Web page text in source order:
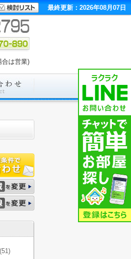
最終更新：2026年08月07日
は営業)
(51)